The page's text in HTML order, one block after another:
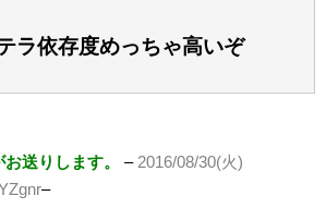
ラ依存度めっちゃ高いぞ
送りします。 –2016/08/30(火)
–